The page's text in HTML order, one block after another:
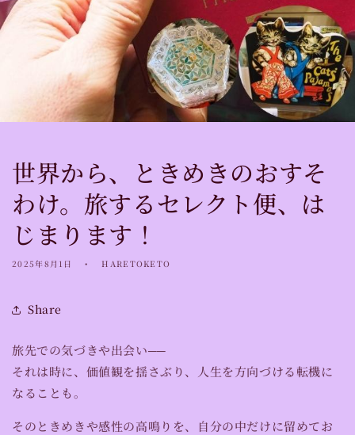
世界から、ときめきのおすそ
わけ。旅するセレクト便、は
じまります！
2025年8月1日 HARETOKETO
Share
旅先での気づきや出会い──
それは時に、価値観を揺さぶり、人生を方向づける転機に
なることも。
そのときめきや感性の高鳴りを、自分の中だけに留めてお